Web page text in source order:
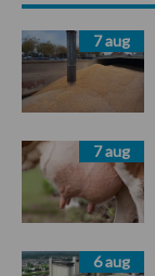
Sidebar
7 aug
7 aug
6 aug